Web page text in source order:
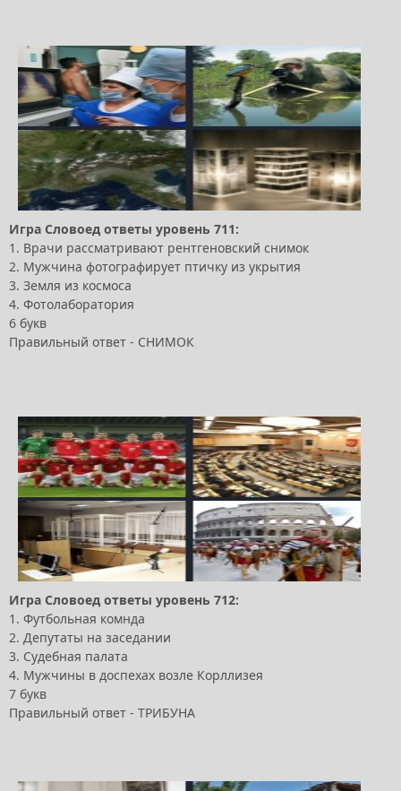
Игра Словоед ответы уровень 711:
1. Врачи рассматривают рентгеновский снимок
2. Мужчина фотографирует птичку из укрытия
3. Земля из космоса
4. Фотолаборатория
6 букв
Правильный ответ - СНИМОК
Игра Словоед ответы уровень 712:
1. Футбольная комнда
2. Депутаты на заседании
3. Судебная палата
4. Мужчины в доспехах возле Корллизея
7 букв
Правильный ответ - ТРИБУНА